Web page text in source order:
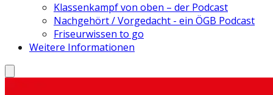
Klassenkampf von oben – der Podcast
Nachgehört / Vorgedacht - ein ÖGB Podcast
Friseurwissen to go
Weitere Informationen